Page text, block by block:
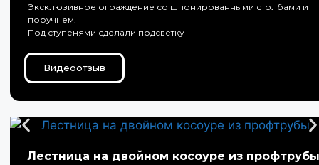
Эксклюзивное ограждение со шпонированными столбами и
поручнем.
Под ступенями сделали подсветку
Видеоотзыв
Лестница на двойном косоуре из профтрубы